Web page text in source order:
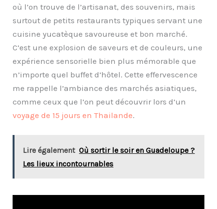
où l’on trouve de l’artisanat, des souvenirs, mais
surtout de petits restaurants typiques servant une
cuisine yucatèque savoureuse et bon marché.
C’est une explosion de saveurs et de couleurs, une
expérience sensorielle bien plus mémorable que
n’importe quel buffet d’hôtel. Cette effervescence
me rappelle l’ambiance des marchés asiatiques,
comme ceux que l’on peut découvrir lors d’un
voyage de 15 jours en Thailande.
Lire également Où sortir le soir en Guadeloupe ?
Les lieux incontournables